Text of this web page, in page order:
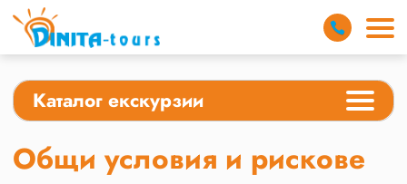
Каталог екскурзии
Общи условия и рискове